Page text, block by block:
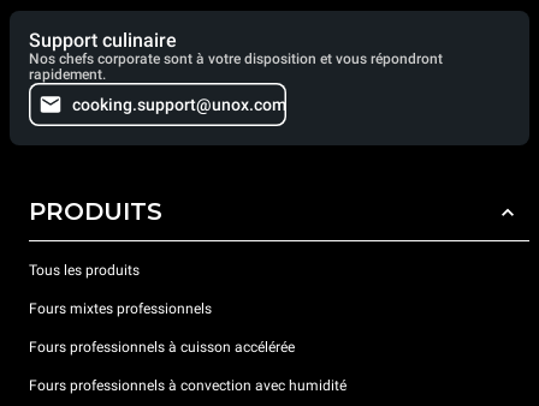
Support culinaire
Nos chefs corporate sont à votre disposition et vous répondront
rapidement.
cooking.support@unox.com
PRODUITS
Tous les produits
Fours mixtes professionnels
Fours professionnels à cuisson accélérée
Fours professionnels à convection avec humidité